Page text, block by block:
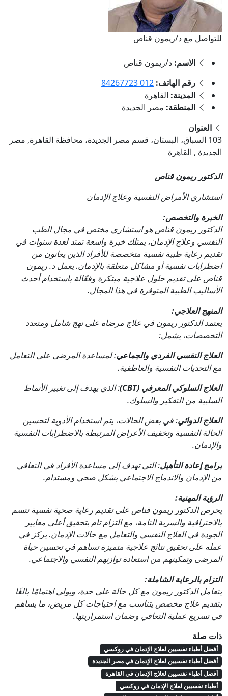
للتواصل مع د/ريمون قناص
الاسم: د/ريمون قناص
رقم الهاتف: 012 84267723
المدينة: القاهرة
المنطقة: مصر الجديدة
العنوان
103 السباق، البستان، قسم مصر الجديدة، محافظة القاهرة, مصر
الجديدة , القاهرة
الدكتور ريمون قناص
استشاري الأمراض النفسية وعلاج الإدمان
الخبرة والتخصص:
الدكتور ريمون قناص هو استشاري مختص في مجال الطب
النفسي وعلاج الإدمان، يمتلك خبرة واسعة تمتد لعدة سنوات في
تقديم رعاية طبية نفسية متخصصة للأفراد الذين يعانون من
اضطرابات نفسية أو مشاكل متعلقة بالإدمان. يعمل د. ريمون
قناص على تقديم حلول علاجية مبتكرة وفعّالة باستخدام أحدث
الأساليب الطبية المتوفرة في هذا المجال.
المنهج العلاجي:
يعتمد الدكتور ريمون في علاج مرضاه على نهج شامل ومتعدد
التخصصات، يشمل:
العلاج النفسي الفردي والجماعي: لمساعدة المرضى على التعامل
مع التحديات النفسية والعاطفية.
العلاج السلوكي المعرفي (CBT)
: الذي يهدف إلى تغيير الأنماط
السلبية من التفكير والسلوك.
العلاج الدوائي: في بعض الحالات، يتم استخدام الأدوية لتحسين
الحالة النفسية وتخفيف الأعراض المرتبطة بالاضطرابات النفسية
والإدمان.
برامج إعادة التأهيل: التي تهدف إلى مساعدة الأفراد في التعافي
من الإدمان والاندماج الاجتماعي بشكل صحي ومستدام.
الرؤية المهنية:
يحرص الدكتور ريمون قناص على تقديم رعاية صحية نفسية تتسم
بالاحترافية والسرية التامة، مع التزام تام بتحقيق أعلى معايير
الجودة في العلاج النفسي والتعامل مع حالات الإدمان. يركز في
عمله على تحقيق نتائج علاجية متميزة تساهم في تحسين حياة
المرضى وتمكينهم من استعادة توازنهم النفسي والاجتماعي.
التزام بالرعاية الشاملة:
يتعامل الدكتور ريمون مع كل حالة على حدة، ويولي اهتمامًا بالغًا
بتقديم علاج مخصص يتناسب مع احتياجات كل مريض، ما يساهم
في تسريع عملية التعافي وضمان استمراريتها.
ذات صلة
أفضل أطباء نفسيين لعلاج الإدمان في روكسي
أفضل أطباء نفسيين لعلاج الإدمان في مصر الجديدة
أفضل أطباء نفسيين لعلاج الإدمان في القاهرة
أطباء نفسيين لعلاج الإدمان في روكسي